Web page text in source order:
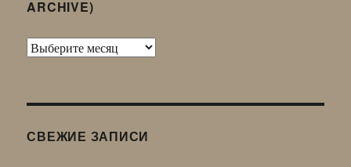
ARCHIVE)
Архив
LJ
СВЕЖИЕ ЗАПИСИ